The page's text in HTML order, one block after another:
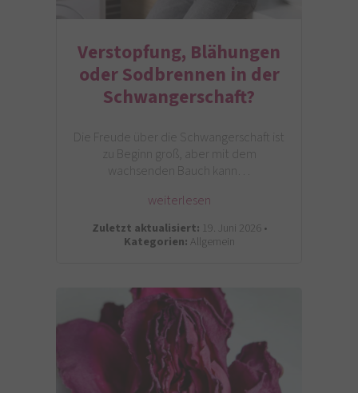
Verstopfung, Blähungen
oder Sodbrennen in der
Schwangerschaft?
Die Freude über die Schwangerschaft ist
zu Beginn groß, aber mit dem
wachsenden Bauch kann…
weiterlesen
Zuletzt aktualisiert: 19. Juni 2026 •
Kategorien: Allgemein